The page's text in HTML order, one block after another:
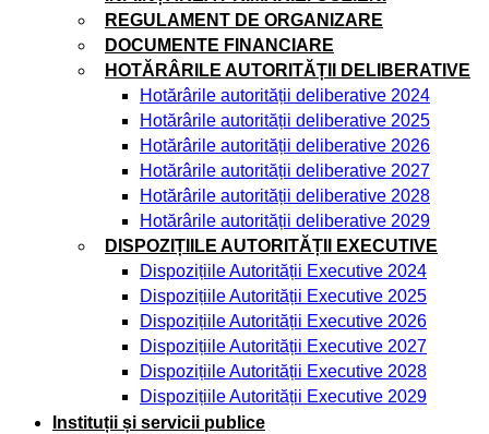
REGULAMENT DE ORGANIZARE
DOCUMENTE FINANCIARE
HOTĂRÂRILE AUTORITĂȚII DELIBERATIVE
Hotărârile autorității deliberative 2024
Hotărârile autorității deliberative 2025
Hotărârile autorității deliberative 2026
Hotărârile autorității deliberative 2027
Hotărârile autorității deliberative 2028
Hotărârile autorității deliberative 2029
DISPOZIȚIILE AUTORITĂȚII EXECUTIVE
Dispozițiile Autorității Executive 2024
Dispozițiile Autorității Executive 2025
Dispozițiile Autorității Executive 2026
Dispozițiile Autorității Executive 2027
Dispozițiile Autorității Executive 2028
Dispozițiile Autorității Executive 2029
Instituții și servicii publice